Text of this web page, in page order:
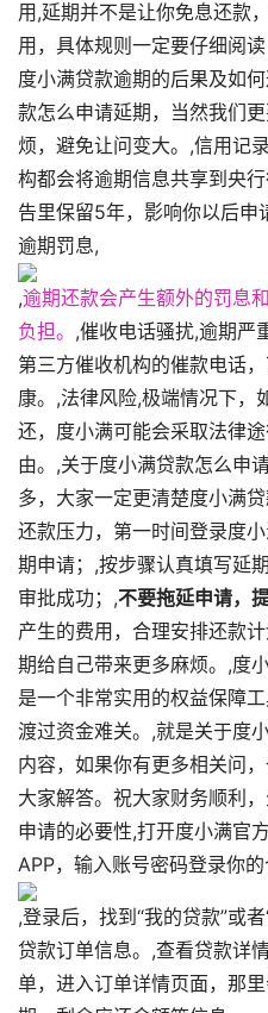
用,延期并不是让你免息还款
用，具体规则一定要仔细阅
度小满贷款逾期的后果及如
款怎么申请延期，当然我们
烦，避免让问变大。,信用记
构都会将逾期信息共享到央
告里保留5年，影响你以后申
逾期罚息,
,逾期还款会产生额外的罚息
负担。 ,催收电话骚扰,逾期严
第三方催收机构的催款电话
康。,法律风险,极端情况下，
还，度小满可能会采取法律
由。,关于度小满贷款怎么申
多，大家一定更清楚度小满
还款压力，第一时间登录度
期申请；,按步骤认真填写延
审批成功；,不要拖延申请，
产生的费用，合理安排还款
期给自己带来更多麻烦。,度
是一个非常实用的权益保障
渡过资金难关。,就是关于度
内容，如果你有更多相关问
大家解答。祝大家财务顺利
申请的必要性,打开度小满官
APP，输入账号密码登录你
,登录后，找到“我的贷款”或
贷款订单信息。,查看贷款详
单，进入订单详情页面，那